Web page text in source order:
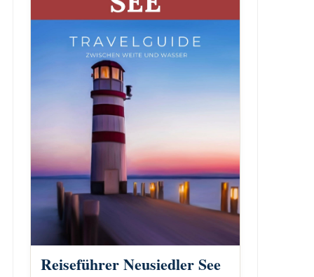
Reiseführer Neusiedler See